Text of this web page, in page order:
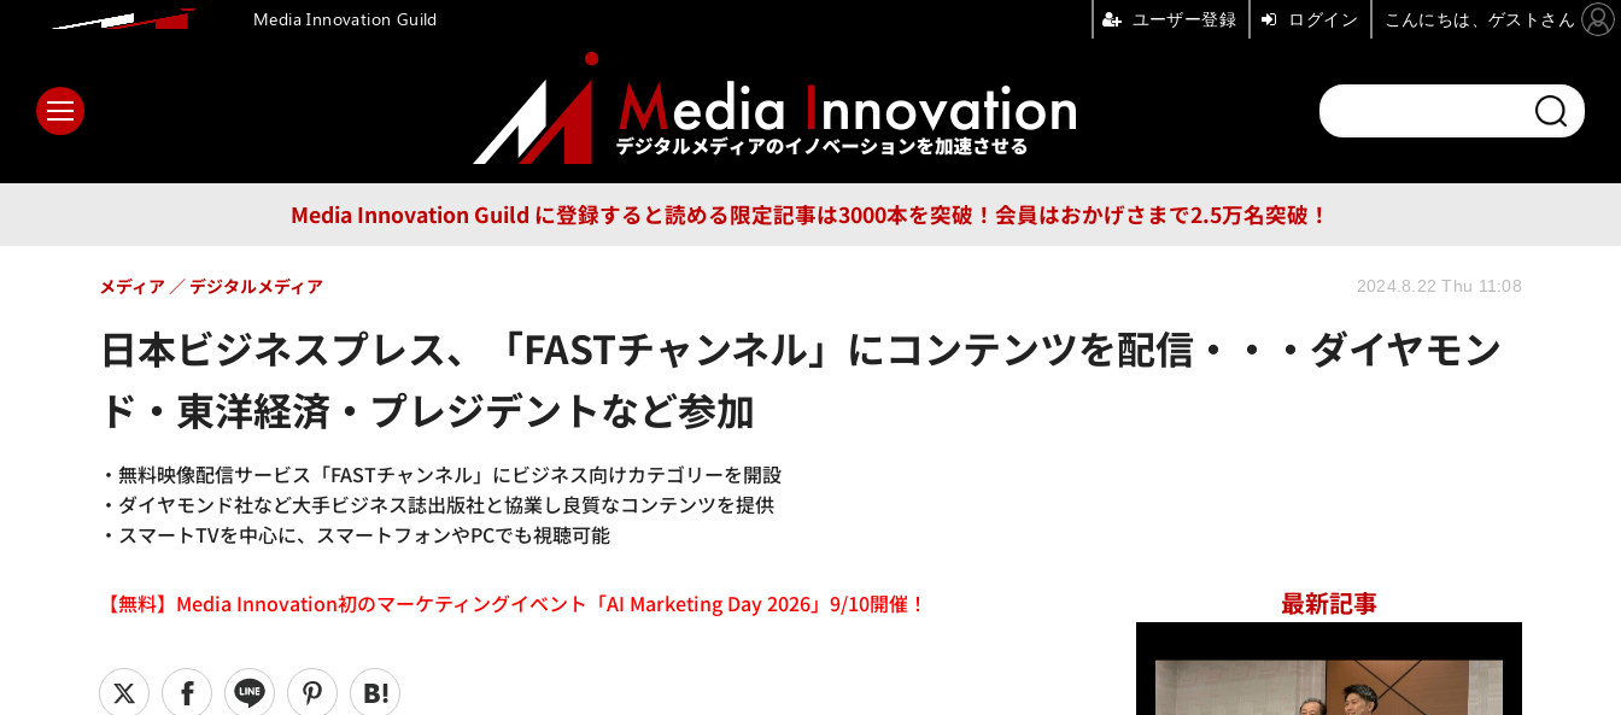
Media Innovation Guild に登録すると読める限定記事は3000本を突破！会員はおかげさまで2.5万名突破！
メディア テクノロジー 広告 企業 特集 ブランドチャンネル
フォーエム その他
日本ビジネスプレス、「FASTチャンネル」にコンテンツを配信・・・ダイヤモン
ド・東洋経済・プレジデントなど参加
・無料映像配信サービス「FASTチャンネル」にビジネス向けカテゴリーを開設
・ダイヤモンド社など大手ビジネス誌出版社と協業し良質なコンテンツを提供
・スマートTVを中心に、スマートフォンやPCでも視聴可能
メディア デジタルメディア 2024.8.22 Thu 11:08
【無料】Media Innovation初のマーケティングイベント「AI Marketing Day 2026」9/10開催！ 最新記事
Media Innovation Guild ユーザー登録 ログイン こんにちは、ゲストさん